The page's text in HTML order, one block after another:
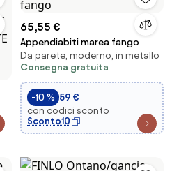
65,55 €
Appendiabiti marea fango
Da parete, moderno, in metallo
Consegna gratuita
-10 % 59 €
con codici sconto
Sconto10